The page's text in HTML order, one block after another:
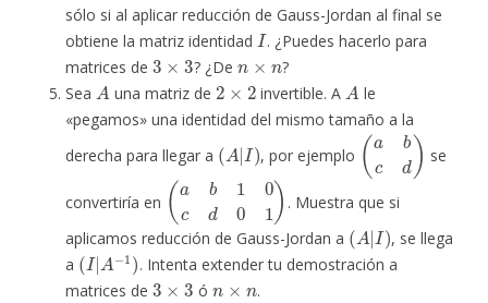
sólo si al aplicar reducción de Gauss-Jordan al final se
obtiene la matriz identidad
I
. ¿Puedes hacerlo para
matrices de
3×3
? ¿De
n×n
?
Sea
A
una matriz de
2× 2
invertible. A
A
le
«pegamos» una identidad del mismo tamaño a la
derecha para llegar a
(A | )
, por ejemplo
(ab d)
se
convertiría en
(ab 0c 0
. Muestra que si
aplicamos reducción de Gauss-Jordan a
(A| I)
, se llega
a
(I|A−1)
. Intenta extender tu demostración a
matrices de
3×3
ó
n×n
.